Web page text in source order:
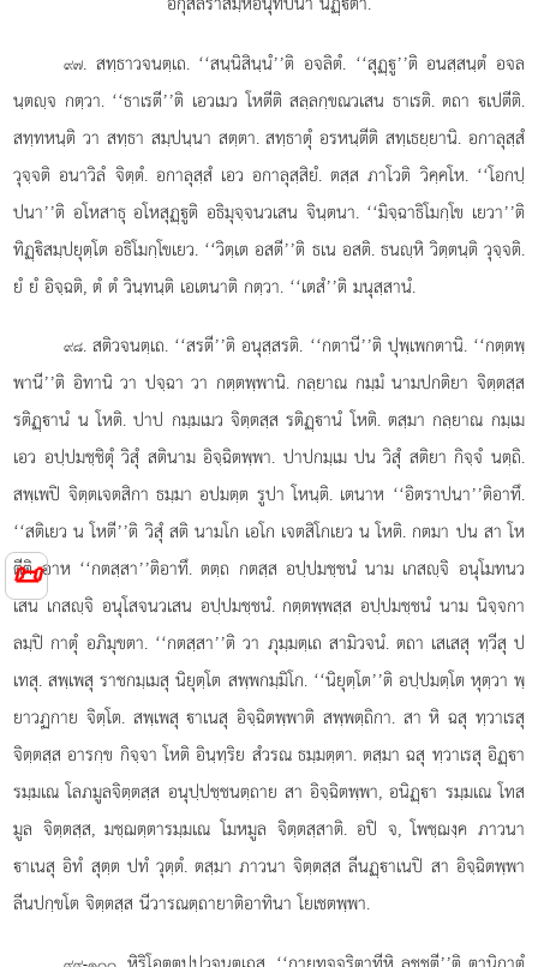
📜
๙๗. สทฺธาวจนตฺเถ. ‘‘สนฺนิสินฺนํ’’ติ อจลิตํ. ‘‘สุฏฺู’’ติ อนสฺสนฺตํ อจล
นฺตฺจ กตฺวา. ‘‘ธาเรตี’’ติ เอวเมว โหตีติ สลฺลกฺขณวเสน ธาเรติ. ตถา เปตีติ.
สทฺทหนฺติ วา สทฺธา สมฺปนฺนา สตฺตา. สทฺธาตุํ อรหนฺตีติ สทฺเธยฺยานิ. อกาลุสฺสํ
วุจฺจติ อนาวิลํ จิตฺตํ. อกาลุสฺสํ เอว อกาลุสฺสิยํ. ตสฺส ภาโวติ วิคฺคโห. ‘‘โอกปฺ
ปนา’’ติ อโหสาธุ อโหสุฏฺูติ อธิมุจฺจนวเสน จินฺตนา. ‘‘มิจฺฉาธิโมกฺโข เยวา’’ติ
ทิฏฺิสมฺปยุตฺโต อธิโมกฺโขเยว. ‘‘วิตฺเต อสตี’’ติ ธเน อสติ. ธนฺหิ วิตฺตนฺติ วุจฺจติ.
ยํ ยํ อิจฺฉติ, ตํ ตํ วินฺทนฺติ เอเตนาติ กตฺวา. ‘‘เตสํ’’ติ มนุสฺสานํ.
๙๘. สติวจนตฺเถ. ‘‘สรตี’’ติ อนุสฺสรติ. ‘‘กตานี’’ติ ปุพฺเพกตานิ. ‘‘กตฺตพฺ
พานี’’ติ อิทานิ วา ปจฺฉา วา กตฺตพฺพานิ. กลฺยาณ กมฺมํ นามปกติยา จิตฺตสฺส
รติฏฺานํ น โหติ. ปาป กมฺมเมว จิตฺตสฺส รติฏฺานํ โหติ. ตสฺมา กลฺยาณ กมฺเม
เอว อปฺปมชฺชิตุํ วิสุํ สตินาม อิจฺฉิตพฺพา. ปาปกมฺเม ปน วิสุํ สติยา กิจฺจํ นตฺถิ.
สพฺเพปิ จิตฺตเจตสิกา ธมฺมา อปมตฺต รูปา โหนฺติ. เตนาห ‘‘อิตราปนา’’ติอาทึ.
‘‘สติเยว น โหตี’’ติ วิสุํ สติ นามโก เอโก เจตสิโกเยว น โหติ. กตมา ปน สา โห
ตีติ อาห ‘‘กตสฺสา’’ติอาทึ. ตตฺถ กตสฺส อปฺปมชฺชนํ นาม เกสฺจิ อนุโมทนว
เสน เกสฺจิ อนุโสจนวเสน อปฺปมชฺชนํ. กตฺตพฺพสฺส อปฺปมชฺชนํ นาม นิจฺจกา
ลมฺปิ กาตุํ อภิมุขตา. ‘‘กตสฺสา’’ติวา ภุมฺมตฺเถ สามิวจนํ. ตถา เสเสสุ ทฺวีสุ ป
เทสุ. สพฺเพสุ ราชกมฺเมสุ นิยุตฺโต สพฺพกมฺมิโก. ‘‘นิยุตฺโต’’ติ อปฺปมตฺโต หุตฺวา พฺ
ยาวฏกาย จิตฺโต. สพฺเพสุ าเนสุ อิจฺฉิตพฺพาติ สพฺพตฺถิกา. สา หิ ฉสุ ทฺวาเรสุ
จิตฺตสฺส อารกฺข กิจฺจา โหติ อินฺทฺริย สํวรณ ธมฺมตฺตา. ตสฺมา ฉสุ ทฺวาเรสุ อิฏฺา
รมฺมเณ โลภมูลจิตฺตสฺส อนุปฺปชฺชนตฺถาย สา อิจฺฉิตพฺพา, อนิฏฺา รมฺมเณ โทส
มูล จิตฺตสฺส, มชฺฌตฺตารมฺมเณ โมหมูล จิตฺตสฺสาติ. อปิ จ, โพชฺฌงฺค ภาวนา
าเนสุ อิทํ สุตฺต ปทํ วุตฺตํ. ตสฺมา ภาวนา จิตฺตสฺส ลีนฏฺาเนปิ สา อิจฺฉิตพฺพา
ลีนปกฺขโต จิตฺตสฺส นีวารณตฺถายาติอาทินา โยเชตพฺพา.